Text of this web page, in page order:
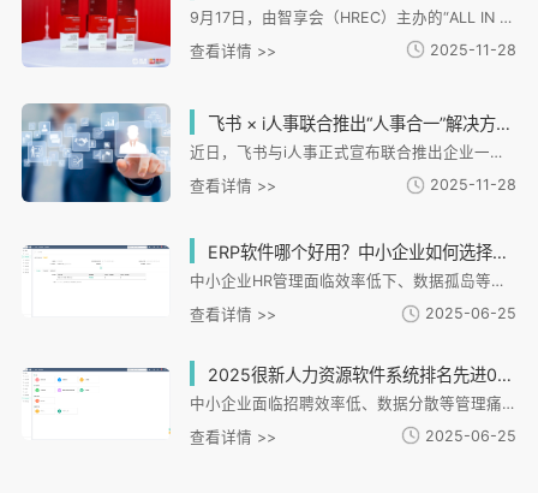
9月17日，由智享会（HREC）主办的“ALL IN 2025人力资源服务展·上海站”正式揭晓「2025智享会人力资源供应商价值大奖」。i人事凭借领先的产品创新能力与卓越的客户实践价值，荣膺「2025 HCM系统云服务HR臻选供应商」「2025招聘管理系统HR臻选供应商」及「2025薪酬管理与核算系统HR臻选供应商」三项殊荣，进一步彰显其在中国HR SaaS领域的领先实力。
查看详情 >>
2025-11-28
飞书 × i人事联合推出“人事合一”解决方案，助力企业数字化转型
近日，飞书与i人事正式宣布联合推出企业一体化人力资源管理解决方案，标志着企业数字化转型迈入“人事合一、人企一体化”的新阶段。
查看详情 >>
2025-11-28
ERP软件哪个好用？中小企业如何选择适合的HR管理系统？
中小企业HR管理面临效率低下、数据孤岛等痛点，i人事系统提供一体化解决方案。文章从中小企业选型需求切入，分析i人事在招聘、考勤、薪酬、绩效等核心模块的适配能力，特别强调其对连锁、制造等特殊场景的支持。系统通过全流程数字化管理、数据安全防护及移动端协同，有效解决用工分散、合规风险等问题。文章还提供选型评估维度，建议企业关注适配性、模块集成度等关键指标，并通过实际案例展示i人事如何助力企业实现管理升级与数字化转型。
查看详情 >>
2025-06-25
2025很新人力资源软件系统排名先进0，哪款适合中小企业？
中小企业面临招聘效率低、数据分散等管理痛点，急需数字化HR系统。i人事HR管理系统针对连锁零售、制造等提供模块化解决方案，具备招聘、灵活考勤、自动薪酬核算等核心功能，支持多场景适配和低成本部署。其化设计能有效解决中小企业跨区域管理、数据整合等难题，通过轻量化实施和化工具提升管理效率，是企业数字化转型的理想选择。
查看详情 >>
2025-06-25